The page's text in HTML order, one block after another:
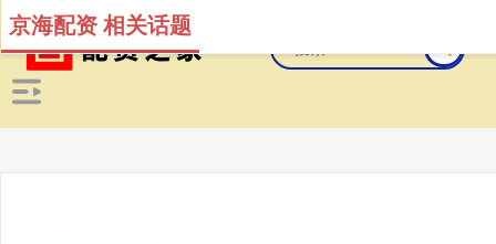
京海配资 相关话题